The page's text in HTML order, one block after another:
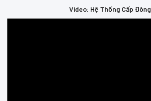
Video: Hệ Thống Cấp Đông